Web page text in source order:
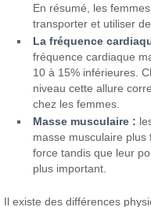
En résumé, les
transporter et utiliser de
La fréquence
fréquence cardiaque
10 à 15% inférieures.
niveau cette allure
chez les femmes.
Masse musculaire :
masse musculaire
force tandis que leur
plus important.
Il existe des différences